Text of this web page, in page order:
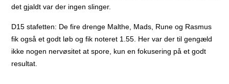
det gjaldt var der ingen slinger.
D15 stafetten: De fire drenge Malthe, Mads, Rune og Rasmus
fik også et godt løb og fik noteret 1.55. Her var der til gengæld
ikke nogen nervøsitet at spore, kun en fokusering på et godt
resultat.